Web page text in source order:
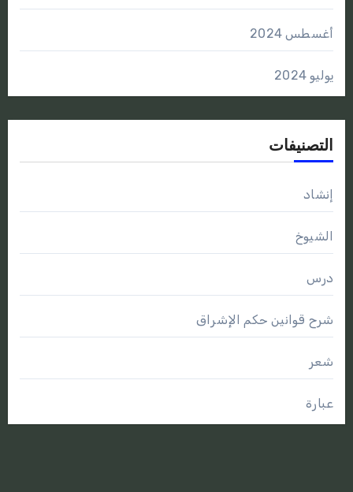
أغسطس 2024
يوليو 2024
التصنيفات
إنشاد
الشيوخ
درس
شرح قوانين حكم الإشراق
شعر
عبارة